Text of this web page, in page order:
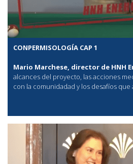
CONPERMISOLOGÍA CAP 1
Mario Marchese, director de HNH
alcances del proyecto, las acciones
con la comunidadad y los desafíos que